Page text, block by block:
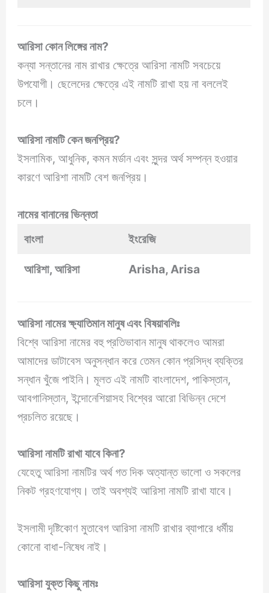
আরিসাকোন লিঙ্গের নাম?
কন্যা সন্তানের নাম রাখার ক্ষেত্রে আরিসা নামটি সবচেয়ে
উপযোগী। ছেলেদের ক্ষেত্রে এই নামটি রাখা হয় না বললেই
চলে।
আরিসানামটি কেন জনপ্রিয়?
ইসলামিক, আধুনিক, কমন মর্ডান এবং সুন্দর অর্থ সম্পন্ন হওয়ার
কারণে আরিশা নামটি বেশ জনপ্রিয়।
নামের বানানের ভিন্নতা
বাংলা
ইংরেজি
আরিশা, আরিসা Arisha, Arisa
আরিসানামেরক্ষ্যাতিমান মানুষ এবং বিষয়াবলিঃ
বিশ্বে আরিসা নামের বহু প্রতিভাবান মানুষ থাকলেও আমরা
আমাদের ডাটাবেস অনুসন্ধান করে তেমন কোন প্রসিদ্ধ ব্যক্তির
সন্ধান খুঁজে পাইনি। মূলত এই নামটি বাংলাদেশ, পাকিস্তান,
আবগানিস্তান, ইন্দোনেশিয়াসহ বিশ্বের আরো বিভিন্ন দেশে
প্রচলিত রয়েছে।
আরিসা নামটি রাখা যাবে কিনা?
যেহেতু আরিসা নামটির অর্থ গত দিক অত্যান্ত ভালো ও সকলের
নিকট গ্রহণযোগ্য। তাই অবশ্যই আরিসা নামটি রাখা যাবে।
ইসলামী দৃষ্টিকোণ মুতাবেগ আরিসা নামটি রাখার ব্যাপারে ধর্মীয়
কোনো বাধা-নিষেধ নাই।
আরিসাযুক্ত কিছু নামঃ